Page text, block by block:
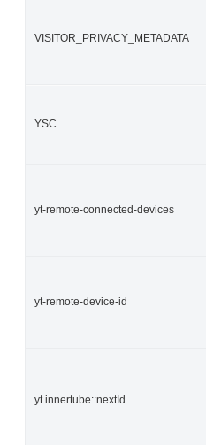
VISITOR_PRIVACY_METADATA
YSC
yt-remote-connected-devices
yt-remote-device-id
yt.innertube::nextId